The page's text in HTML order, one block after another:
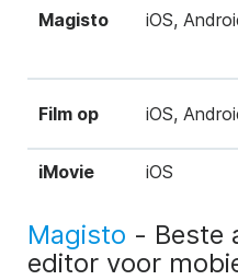
Magisto iOS,
Film op iOS,
iMovie iOS
Magisto - Beste
editor voor